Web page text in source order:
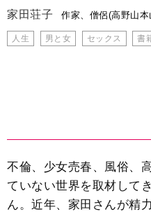
家田荘子 作家、僧侶(高野山
人生 男と女 セックス 書
不倫、少女売春、風俗、
ていない世界を取材して
ん。近年、家田さんが精